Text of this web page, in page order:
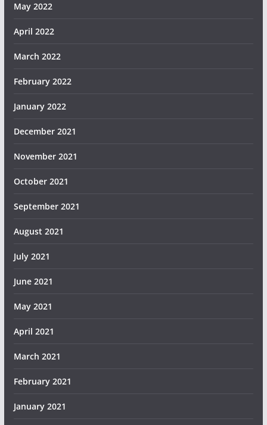
May 2022
April 2022
March 2022
February 2022
January 2022
December 2021
November 2021
October 2021
September 2021
August 2021
July 2021
June 2021
May 2021
April 2021
March 2021
February 2021
January 2021